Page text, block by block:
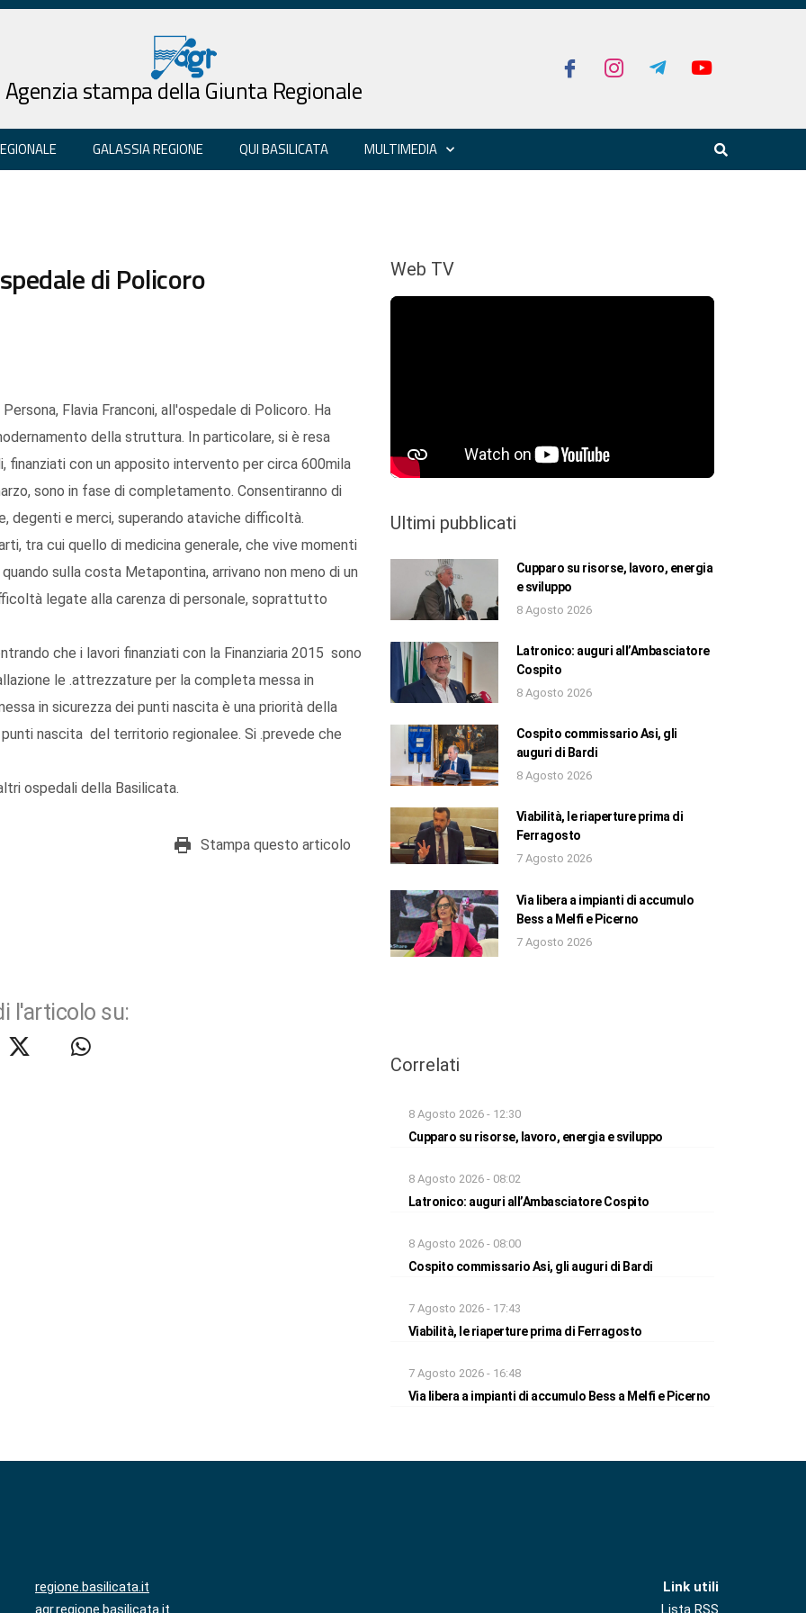
Agenzia stampa della Giunta Regionale
GALASSIA REGIONE QUI BASILICATA MULTIMEDIA
di Policoro
Flavia Franconi, all'ospedale di Policoro. Ha
della struttura. In particolare, si è resa
con un apposito intervento per circa 600mila
sono in fase di completamento. Consentiranno di
degenti e merci, superando ataviche difficoltà.
tra cui quello di medicina generale, che vive momenti
sulla costa Metapontina, arrivano non meno di un
legate alla carenza di personale, soprattutto
che i lavori finanziati con la Finanziaria 2015 sono
le .attrezzature per la completa messa in
in sicurezza dei punti nascita è una priorità della
nascita del territorio regionalee. Si .prevede che
ospedali della Basilicata.
Stampa questo articolo
l'articolo su:
Web TV
Ultimi pubblicati
Cupparo su risorse, lavoro, energia
e sviluppo
8 Agosto 2026
Latronico: auguri all’Ambasciatore
Cospito
8 Agosto 2026
Cospito commissario Asi, gli
auguri di Bardi
8 Agosto 2026
Viabilità, le riaperture prima di
Ferragosto
7 Agosto 2026
Via libera a impianti di accumulo
Bess a Melfi e Picerno
7 Agosto 2026
Correlati
8 Agosto 2026 - 12:30
Cupparo su risorse, lavoro, energia e sviluppo
8 Agosto 2026 - 08:02
Latronico: auguri all’Ambasciatore Cospito
8 Agosto 2026 - 08:00
Cospito commissario Asi, gli auguri di Bardi
7 Agosto 2026 - 17:43
Viabilità, le riaperture prima di Ferragosto
7 Agosto 2026 - 16:48
Via libera a impianti di accumulo Bess a Melfi e Picerno
regione.basilicata.it
agr.regione.basilicata.it
Link utili
Lista RSS